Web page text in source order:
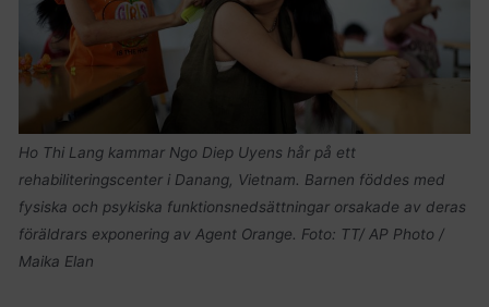
Ho Thi Lang kammar Ngo Diep Uyens hår på ett
rehabiliteringscenter i Danang, Vietnam. Barnen föddes med
fysiska och psykiska funktionsnedsättningar orsakade av deras
föräldrars exponering av Agent Orange. Foto: TT/ AP Photo /
Maika Elan